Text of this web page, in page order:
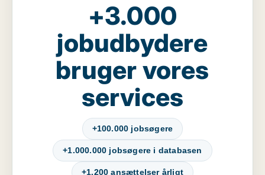
+3.000
jobudbydere
bruger vores
services
+100.000 jobsøgere
+1.000.000 jobsøgere i databasen
+1.200 ansættelser årligt